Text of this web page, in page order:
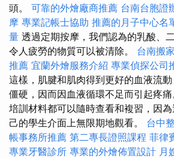
頭。 可靠的外燴廠商推薦 台南台胞證
摩 專業記帳士協助 推薦的月子中心名
量 透過定期按摩，我們認為的乳酸、
令人疲勞的物質可以被清除。 台南搬
推薦 宜蘭外燴服務介紹 專業偵探公司
這樣，肌腱和肌肉得到更好的血液流
僵硬，因而因血液循環不足而引起疼
培訓材料都可以隨時查看和複習，因
己的學生介面上無限期地觀看。 台中
帳事務所推薦 第二專長證照課程 菲律
專業牙醫診所 專業的外燴佈置設計 月